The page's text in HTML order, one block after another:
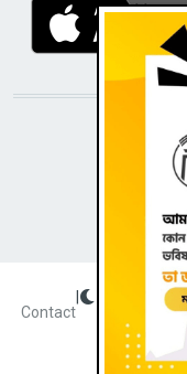
Contact
| Dark theme